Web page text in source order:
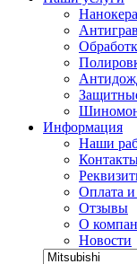
Информация
Наши
Оплата и
Отзывы
О
Новости